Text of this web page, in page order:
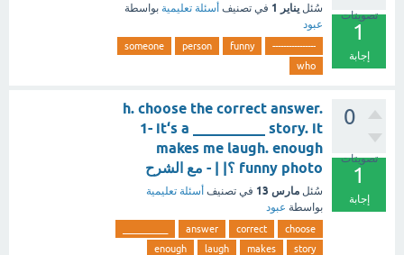
تصويتات
1
إجابة
سُئل يناير 1 في تصنيف أسئلة تعليمية بواسطة
عبود
----------------
funny
person
someone
who
0
تصويتات
1
إجابة
h. choose the correct answer.
1- it‘s a __________ story. it
makes me laugh. enough
funny photo ؟| | - مع الشرح
سُئل مارس 13 في تصنيف أسئلة تعليمية
بواسطة عبود
choose
correct
answer
story
makes
laugh
enough